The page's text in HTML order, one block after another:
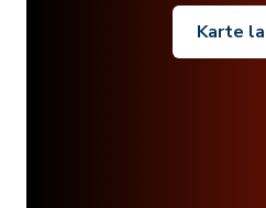
Karte